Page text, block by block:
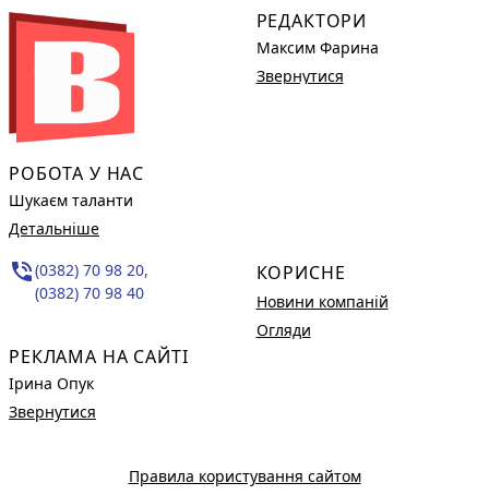
РОБОТА У НАС
Шукаєм таланти
Детальніше
phone_in_talk(0382) 70 98 20,
(0382) 70 98 40
РЕКЛАМА НА САЙТІ
Ірина Опук
Звернутися
РЕДАКТОРИ
Максим Фарина
Звернутися
КОРИСНЕ
Новини компаній
Огляди
Правила користування сайтом